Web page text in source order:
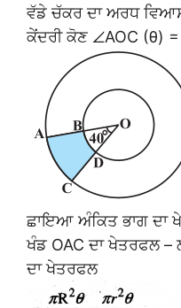
ਵੱਡੇ ਚੱਕਰ ਦਾ ਅਰਧ
ਕੇਂਦਰੀ ਕੋਣ ∠AOC (θ)
ਛਾਇਆ ਅੰਕਿਤ ਭਾਗ ਦਾ
ਖੰਡ OAC ਦਾ ਖੇਤਰਫਲ
ਦਾ ਖੇਤਰਫਲ